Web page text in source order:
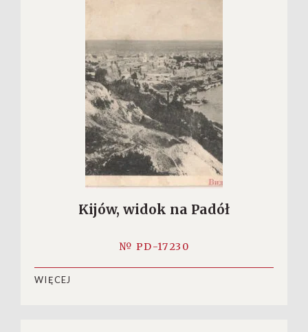
Kijów, widok na Padół
№ PD-17230
WIĘCEJ